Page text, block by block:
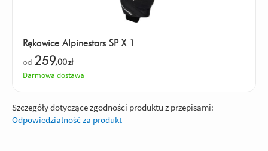
Rękawice Alpinestars SP X 1
od 259,00zł
Darmowa dostawa
Szczegóły dotyczące zgodności produktu z przepisami:
Odpowiedzialność za produkt